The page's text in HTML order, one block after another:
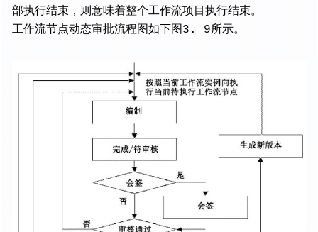
部执行结束，则意味着整个工作流项目执行结束。
工作流节点动态审批流程图如下图3. 9所示。